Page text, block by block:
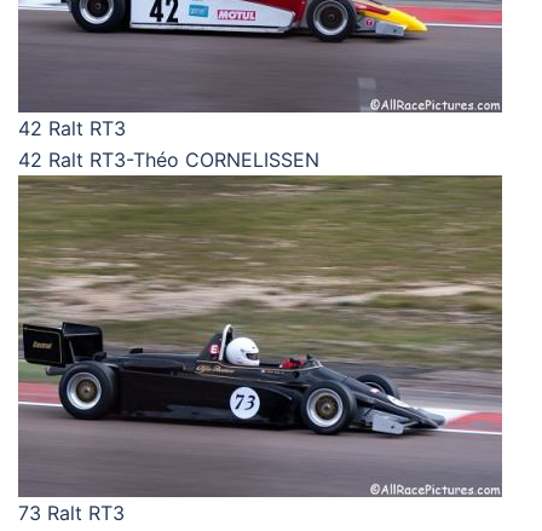
42 Ralt RT3
42 Ralt RT3-Théo CORNELISSEN
73 Ralt RT3